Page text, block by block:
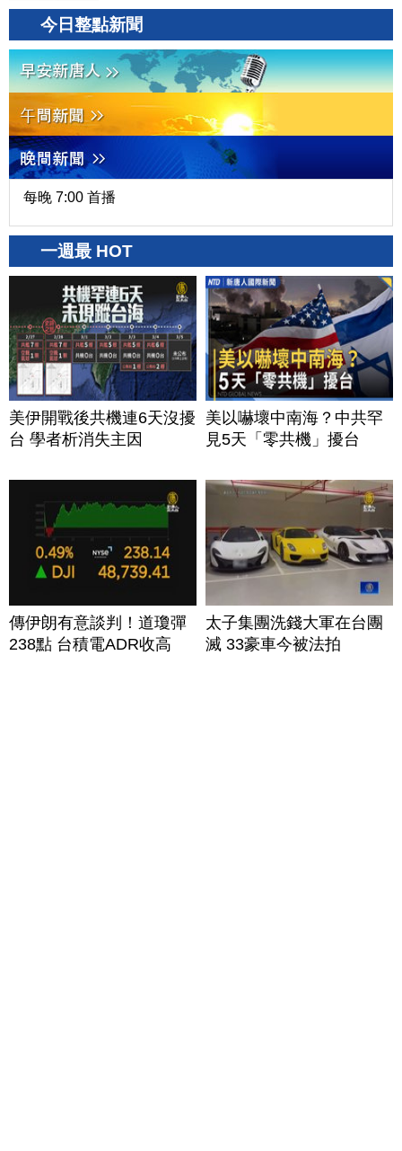
今日整點新聞
每晚 7:00 首播
一週最 HOT
美伊開戰後共機連6天沒擾
台 學者析消失主因
美以嚇壞中南海？中共罕
見5天「零共機」擾台
傳伊朗有意談判！道瓊彈
238點 台積電ADR收高
太子集團洗錢大軍在台團
滅 33豪車今被法拍